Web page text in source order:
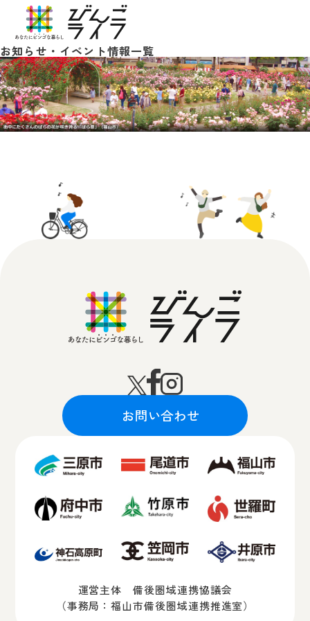
お知らせ・イベント情報一覧
お問い合わせ
運営主体 備後圏域連携協議会
（事務局：福山市備後圏域連携推進室）